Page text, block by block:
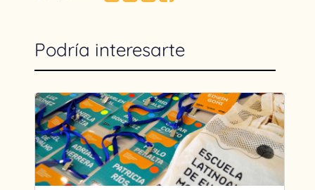
Podría interesarte